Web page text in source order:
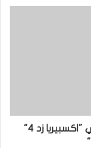
صور ومعلومات جديدة عن هاتف سوني "اكسبيريا زد 4"